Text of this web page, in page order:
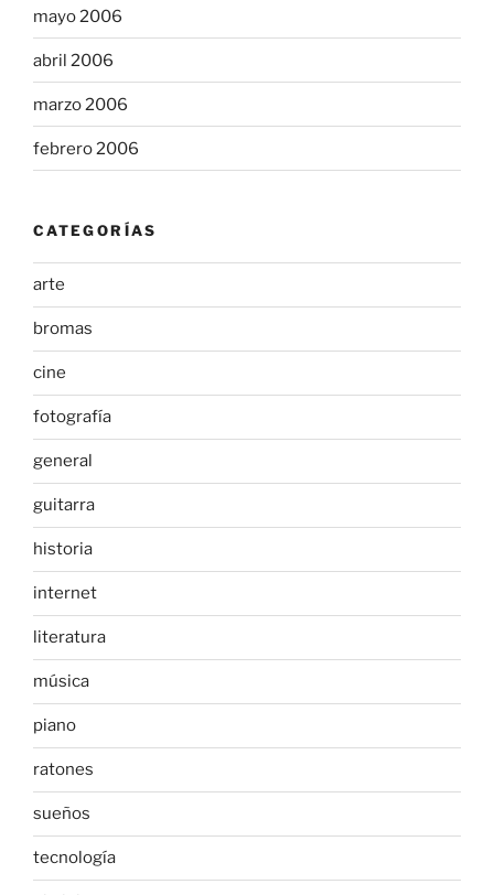
mayo 2006
abril 2006
marzo 2006
febrero 2006
CATEGORÍAS
arte
bromas
cine
fotografía
general
guitarra
historia
internet
literatura
música
piano
ratones
sueños
tecnología